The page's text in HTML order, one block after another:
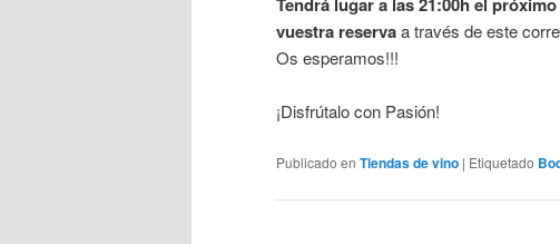
vuestra reservaa través de este
Os esperamos!!!
¡Disfrútalo con Pasión!
Publicado en Tiendas de vino | Etiquetado